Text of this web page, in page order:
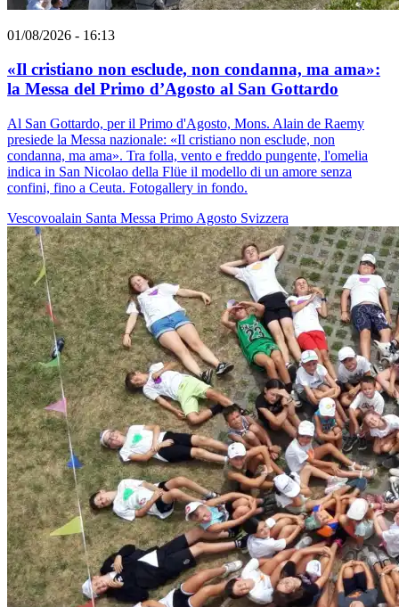
01/08/2026 - 16:13
«Il cristiano non esclude, non condanna, ma ama»:
la Messa del Primo d’Agosto al San Gottardo
Al San Gottardo, per il Primo d'Agosto, Mons. Alain de Raemy
presiede la Messa nazionale: «Il cristiano non esclude, non
condanna, ma ama». Tra folla, vento e freddo pungente, l'omelia
indica in San Nicolao della Flüe il modello di un amore senza
confini, fino a Ceuta. Fotogallery in fondo.
Vescovoalain Santa Messa Primo Agosto Svizzera